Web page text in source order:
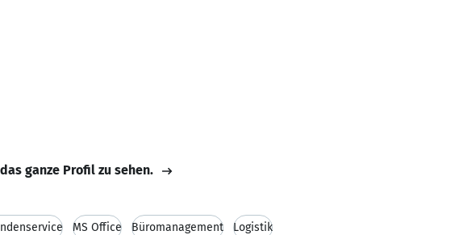
ganze Profil zu sehen.
MS Office Büromanagement Logistik